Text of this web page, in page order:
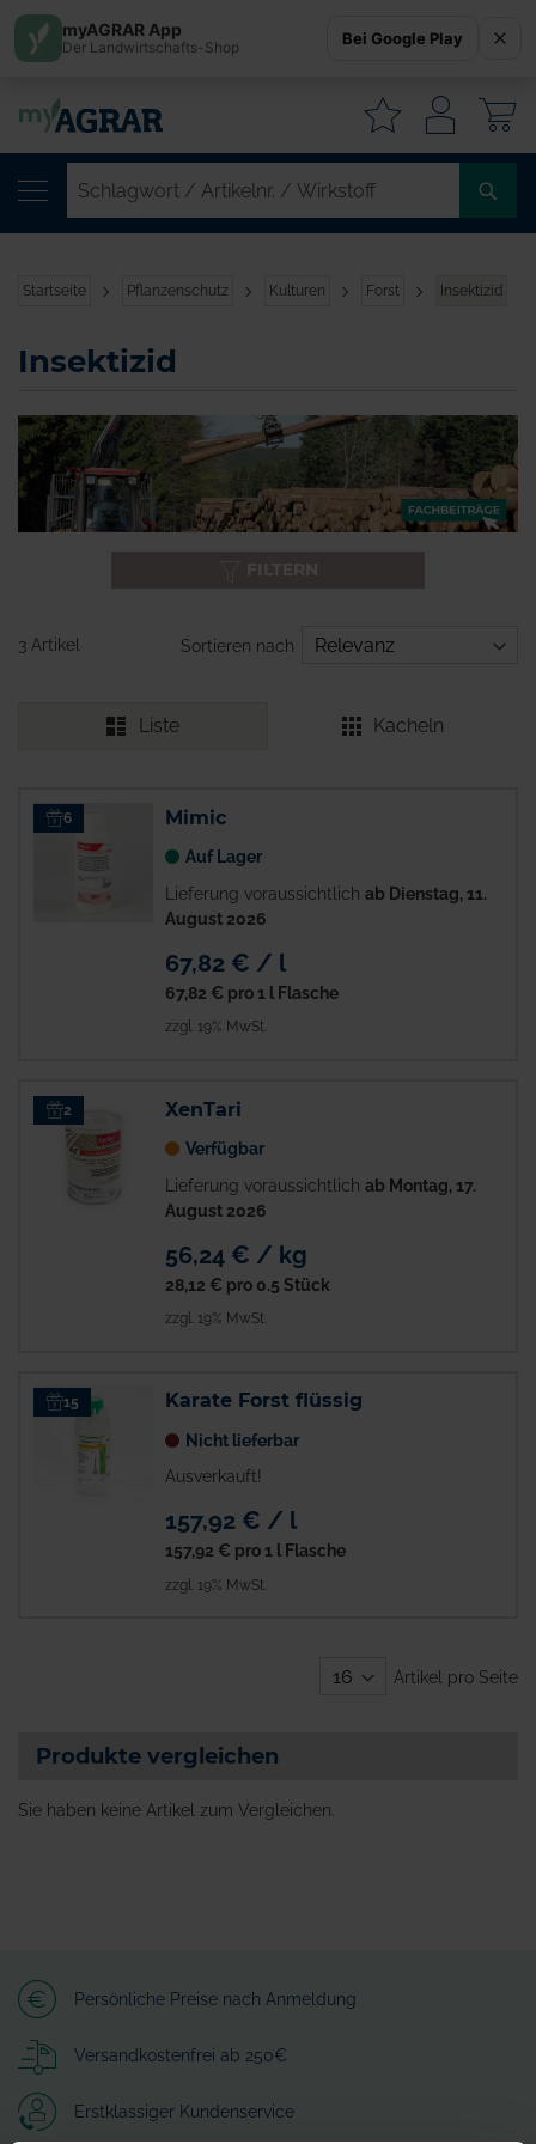
/
Startseite Pflanzenschutz Kulturen Forst Insektizid
Insektizid
3 Artikel Sortieren nach
Liste Kacheln
6 Mimic
Auf Lager
Lieferung voraussichtlich ab Dienstag, 11.
August 2026
67,82 € / l
67,82 € pro 1 l Flasche
zzgl. 19% MwSt.
2 XenTari
Verfügbar
Lieferung voraussichtlich ab Montag, 17.
August 2026
56,24 € / kg
28,12 € pro 0.5 Stück
zzgl. 19% MwSt.
15 Karate Forst flüssig
Nicht lieferbar
Ausverkauft!
157,92 € / l
157,92 € pro 1 l Flasche
zzgl. 19% MwSt.
Artikel pro Seite
Produkte vergleichen
Sie haben keine Artikel zum Vergleichen.
Persönliche Preise nach Anmeldung
Versandkostenfrei ab 250€
Erstklassiger Kundenservice
myAGRAR App
Der Landwirtschafts-Shop Bei Google Play